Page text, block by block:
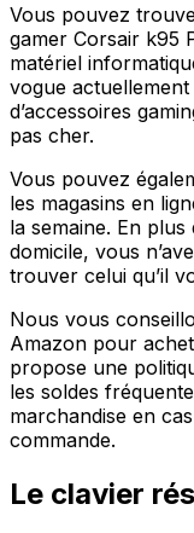
Vous pouvez
gamer Corsair k95
matériel
vogue
d’accessoires
pas cher.
Vous pouvez
les magasins en
la semaine. En
domicile, vous
trouver celui qu’il
Nous vous
Amazon pour
propose une
les soldes
marchandise en
commande.
Le clavier